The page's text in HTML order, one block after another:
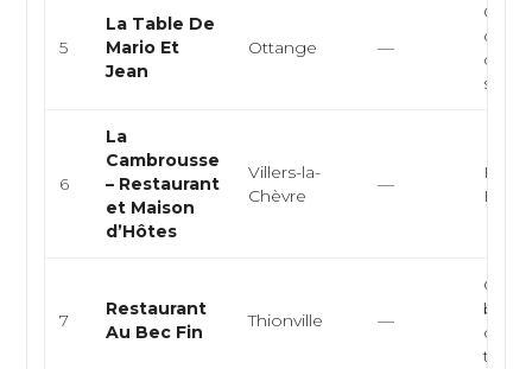
5
La Table De
Mario Et
Jean
Ottange —
6
La
Cambrousse
– Restaurant
et Maison
d’Hôtes
Villers-la-
Chèvre
—
7
Restaurant
Au Bec Fin
Thionville —